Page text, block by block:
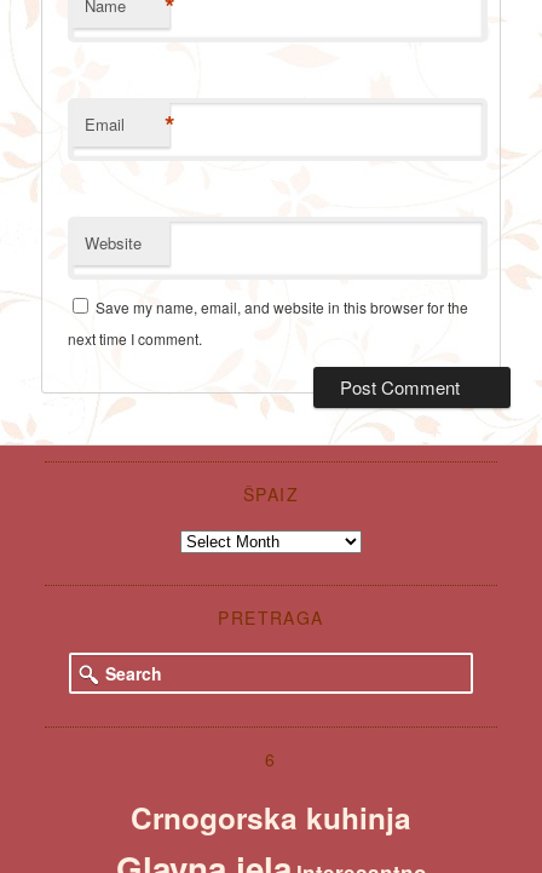
Name
Email *
Website
Save my name, email, and website in this browser for the
next time I comment.
ŠPAIZ
Špaiz
PRETRAGA
e
r
6
Crnogorska kuhinja